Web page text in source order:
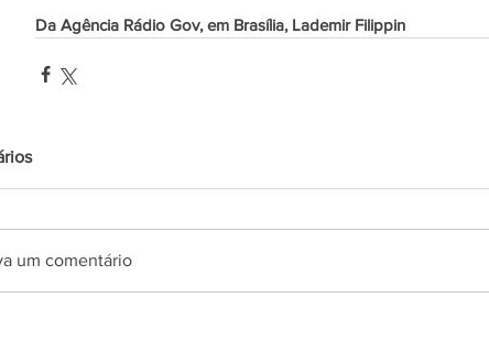
Da Agência Rádio Gov, em Brasília, Lademir Filippin
um comentário